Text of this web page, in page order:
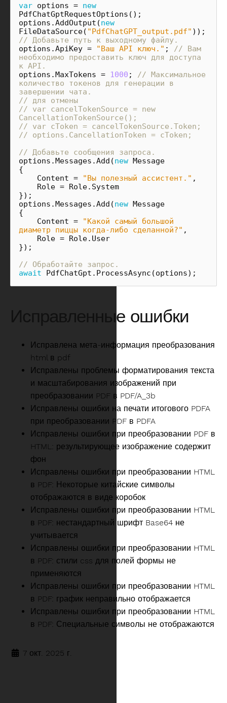
var options = new
PdfChatGptRequestOptions ();
options .AddOutput (new
FileDataSource( "PdfChatGPT_output.pdf" ));
// Добавьте путь к выходному файлу.
options .ApiKey = "Ваш API ключ." ;
// Вам
необходимо предоставить ключ для доступа
к API.
options .MaxTokens = 1000 ;
// Максимальное
количество токенов для генерации в
завершении чата.
// для отмены
// var cancelTokenSource = new
CancellationTokenSource();
// var cToken = cancelTokenSource.Token;
// options.CancellationToken = cToken;
// Добавьте сообщения запроса.
options .Messages .Add (new Message
{
Content = "Вы полезный ассистент." ,
Role = Role. System
});
options .Messages .Add (new Message
{
Content =
"Какой самый большой
диаметр пиццы когда-либо сделанной?" ,
Role = Role. User
});
// Обработайте запрос.
await
PdfChatGpt . ProcessAsync (options);
Исправленные ошибки
Исправлена мета-информация преобразования
html в pdf
Исправлены проблемы форматирования текста
и масштабирования изображений при
преобразовании PDF в PDF/A_3b
Исправлены ошибки на печати итогового PDFA
при преобразовании PDF в PDFA
Исправлены ошибки при преобразовании PDF в
HTML: результирующее изображение содержит
фон
Исправлены ошибки при преобразовании HTML
в PDF: Некоторые китайские символы
отображаются в виде коробок
Исправлены ошибки при преобразовании HTML
в PDF: нестандартный шрифт Base64 не
учитывается
Исправлены ошибки при преобразовании HTML
в PDF: стили css для полей формы не
применяются
Исправлены ошибки при преобразовании HTML
в PDF: график неправильно отображается
Исправлены ошибки при преобразовании HTML
в PDF: Специальные символы не отображаются
7 окт. 2025 г.